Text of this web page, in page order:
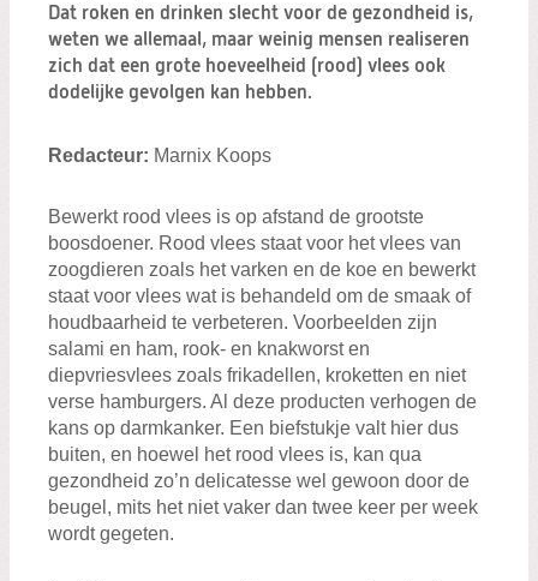
Dat roken en drinken slecht voor de gezondheid is,
weten we allemaal, maar weinig mensen realiseren
zich dat een grote hoeveelheid (rood) vlees ook
dodelijke gevolgen kan hebben.
Redacteur: Marnix Koops
Bewerkt rood vlees is op afstand de grootste
boosdoener. Rood vlees staat voor het vlees van
zoogdieren zoals het varken en de koe en bewerkt
staat voor vlees wat is behandeld om de smaak of
houdbaarheid te verbeteren. Voorbeelden zijn
salami en ham, rook- en knakworst en
diepvriesvlees zoals frikadellen, kroketten en niet
verse hamburgers. Al deze producten verhogen de
kans op darmkanker. Een biefstukje valt hier dus
buiten, en hoewel het rood vlees is, kan qua
gezondheid zo’n delicatesse wel gewoon door de
beugel, mits het niet vaker dan twee keer per week
wordt gegeten.